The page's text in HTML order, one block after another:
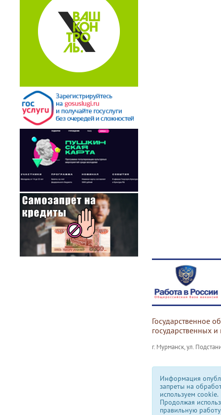
Государственное
государственных
г. Мурманск, ул.
Информация
запреты на
используем сookie.
Продолжая
правильную